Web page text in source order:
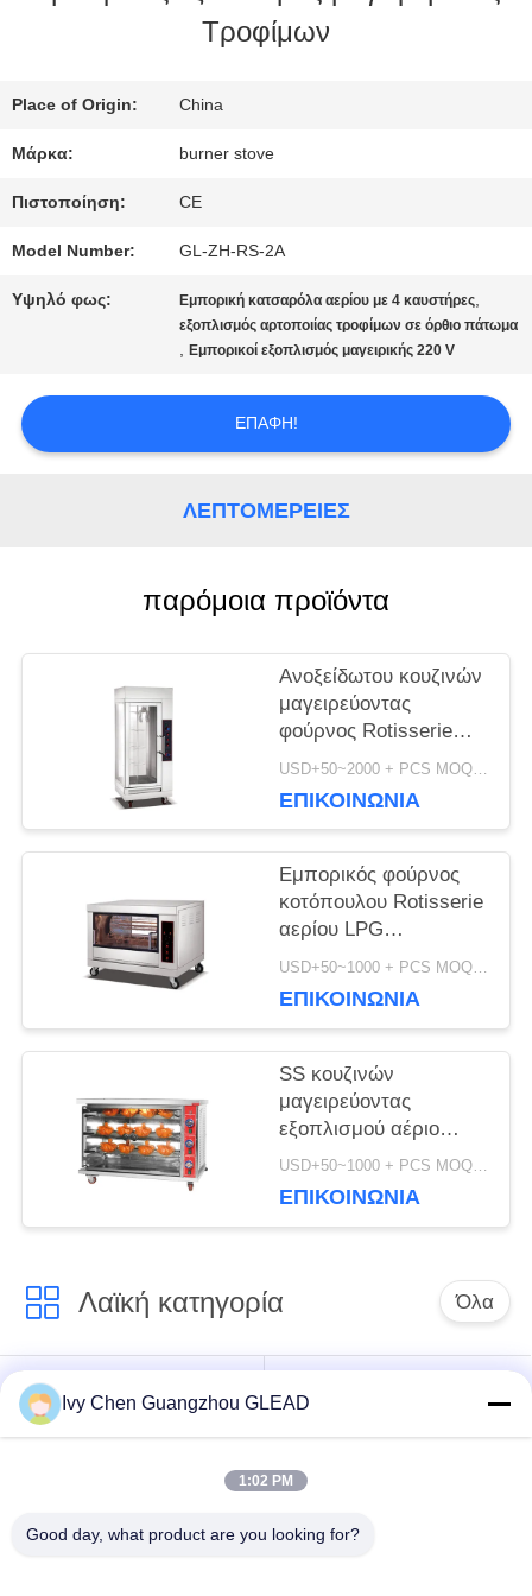
ΕΜΆΣ
ΕΠΙΣΚΈΨΕΙΣ
ΣΤΟ
ΕΡΓΟΣΤΆΣΙΟ
ΠΟΙΌΤΗΤΑΣ
ΖΗΤΉΣΤΕ
ΜΙΑ
ΠΡΟΣΦΟΡΆ
SITEMAP
POLICY
Τροφίμων
Place of Origin: China
Μάρκα: burner stove
Πιστοποίηση: CE
Model Number: GL-ZH-RS-2A
Υψηλό φως: Εμπορική κατσαρόλα αερίου με 4 καυστήρες,
εξοπλισμός αρτοποιίας τροφίμων σε όρθιο πάτωμα
,Εμπορικοί εξοπλισμός μαγειρικής 220 V
ΕΠΑΦΉ!
ΛΕΠΤΟΜΈΡΕΙΕΣ
παρόμοια προϊόντα
Ανοξείδωτου κουζινών
μαγειρεύοντας
φούρνος Rotisserie
εξοπλισμού κάθετος
USD+50~2000 + PCS MOQ:PC 1
ΕΠΙΚΟΙΝΩΝΊΑ
Εμπορικός φούρνος
κοτόπουλου Rotisserie
αερίου LPG
εστιατορίων για
κοτόπουλο
USD+50~1000 + PCS MOQ:PC 1
ΕΠΙΚΟΙΝΩΝΊΑ
SS κουζινών
μαγειρεύοντας
εξοπλισμού αέριο
μηχανών φούρνων
εμπορικό
USD+50~1000 + PCS MOQ:PC 1
ΕΠΙΚΟΙΝΩΝΊΑ
Λαϊκή κατηγορία Όλα
Εμπορικός
μαγειρεύοντας
εξοπλισμός
Μαγειρεύοντας
εξοπλισμός κουζινών
εξοπλισμός
επεξεργασίας
Ivy Chen Guangzhou GLEAD
1:02 PM
Good day, what product are you looking for?